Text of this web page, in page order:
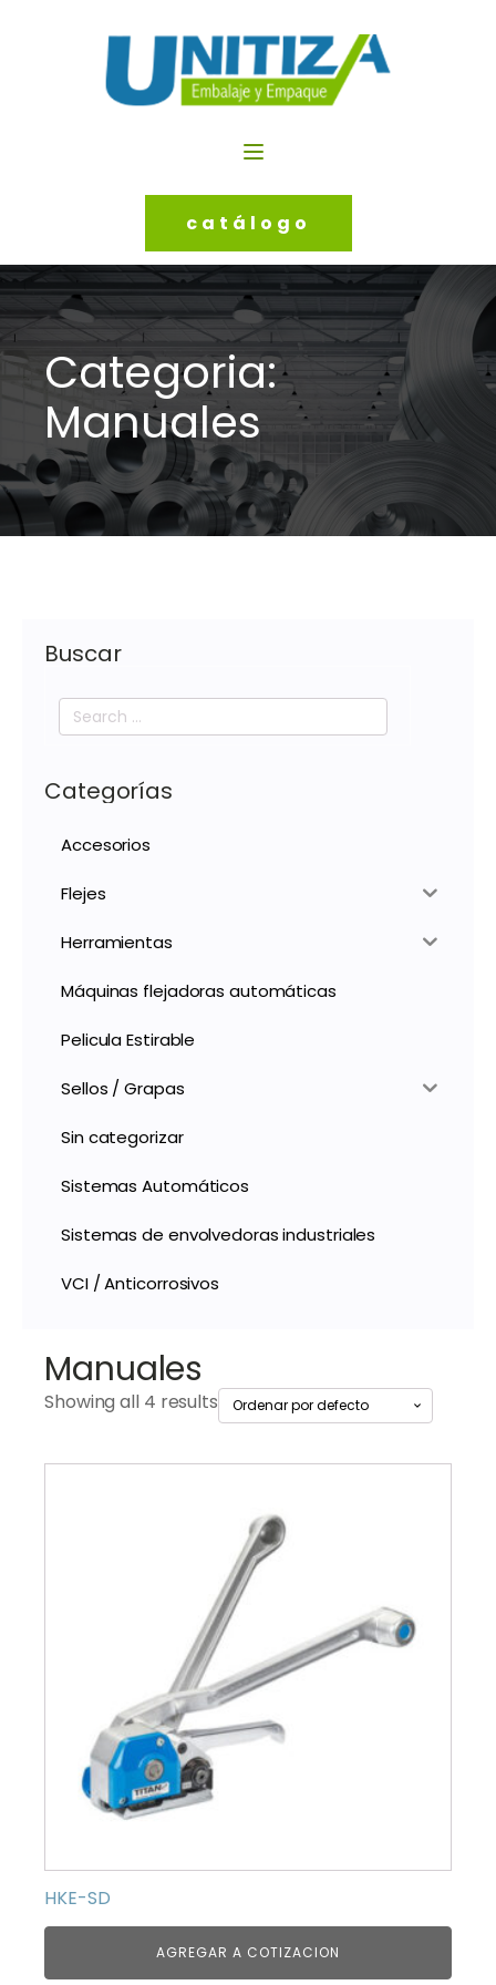
catálogo
Categoria:
Manuales
Buscar
Search
for:
Categorías
Accesorios
Flejes
Herramientas
Máquinas flejadoras automáticas
Pelicula Estirable
Sellos / Grapas
Sin categorizar
Sistemas Automáticos
Sistemas de envolvedoras industriales
VCI / Anticorrosivos
Manuales
Showing all 4 results
HKE-SD
AGREGAR A COTIZACION